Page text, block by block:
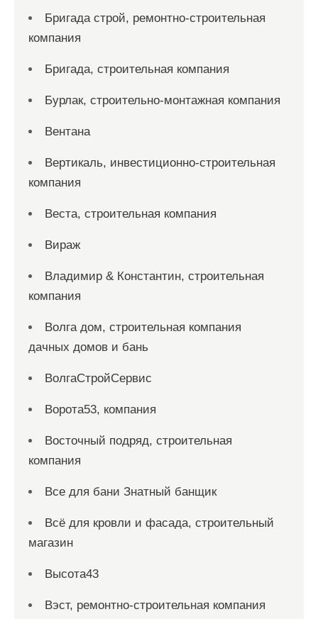
Бригада строй, ремонтно-строительная
компания
Бригада, строительная компания
Бурлак, строительно-монтажная компания
Вентана
Вертикаль, инвестиционно-строительная
компания
Веста, строительная компания
Вираж
Владимир & Константин, строительная
компания
Волга дом, строительная компания
дачных домов и бань
ВолгаСтройСервис
Ворота53, компания
Восточный подряд, строительная
компания
Все для бани Знатный банщик
Всё для кровли и фасада, строительный
магазин
Высота43
Вэст, ремонтно-строительная компания